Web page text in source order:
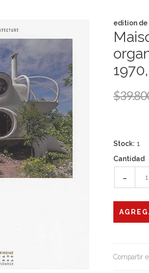
edition
Stock: 1
Cantidad
-
Compartir